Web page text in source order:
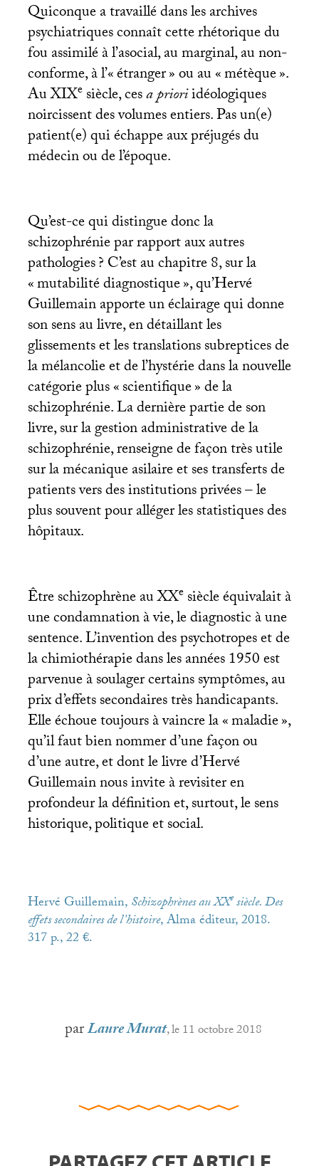
Quiconque a travaillé dans les archives
psychiatriques connaît cette rhétorique du
fou assimilé à l’asocial, au marginal, au non-
conforme, à l’«étranger» ou au «métèque».
AuXIXesiècle, cesa prioriidéologiques
noircissent des volumes entiers. Pas un(e)
patient(e) qui échappe aux préjugés du
médecin ou de l’époque.
Qu’est-ce qui distingue donc la
schizophrénie par rapport aux autres
pathologies? C’est au chapitre 8, sur la
«mutabilité diagnostique», qu’Hervé
Guillemain apporte un éclairage qui donne
son sens au livre, en détaillant les
glissements et les translations subreptices de
la mélancolie et de l’hystérie dans la nouvelle
catégorie plus «scientifique» de la
schizophrénie. La dernière partie de son
livre, sur la gestion administrative de la
schizophrénie, renseigne de façon très utile
sur la mécanique asilaire et ses transferts de
patients vers des institutions privées – le
plus souvent pour alléger les statistiques des
hôpitaux.
Être schizophrène auXXesiècle équivalait à
une condamnation à vie, le diagnostic à une
sentence. L’invention des psychotropes et de
la chimiothérapie dans les années 1950 est
parvenue à soulager certains symptômes, au
prix d’effets secondaires très handicapants.
Elle échoue toujours à vaincre la «maladie»,
qu’il faut bien nommer d’une façon ou
d’une autre, et dont le livre d’Hervé
Guillemain nous invite à revisiter en
profondeur la définition et, surtout, le sens
historique, politique et social.
Hervé Guillemain,Schizophrènes auXXesiècle. Des
effets secondaires de l’histoire, Alma éditeur, 2018.
317 p., 22 €.
parLaure Murat, le 11 octobre 2018